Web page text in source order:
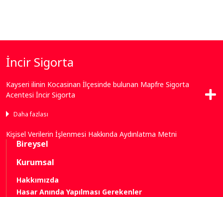
İncir Sigorta
Kayseri ilinin Kocasinan İlçesinde bulunan Mapfre Sigorta
Acentesi İncir Sigorta
Daha fazlası
Kişisel Verilerin İşlenmesi Hakkında Aydınlatma Metni
Bireysel
Kurumsal
Hakkımızda
Hasar Anında Yapılması Gerekenler